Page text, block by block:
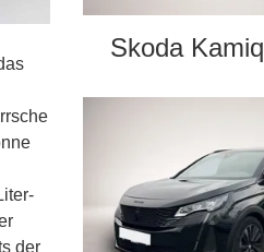
der
Skoda Kamiq